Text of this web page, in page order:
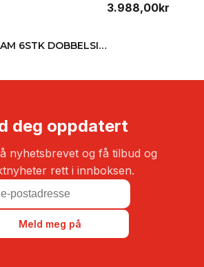
HUSQVARNA KNIV AM 6STK DOBBELSIDIG BLIST
3.988,00kr
deg oppdatert
nyhetsbrevet og få tilbud og
rett i innboksen.
Meld meg på